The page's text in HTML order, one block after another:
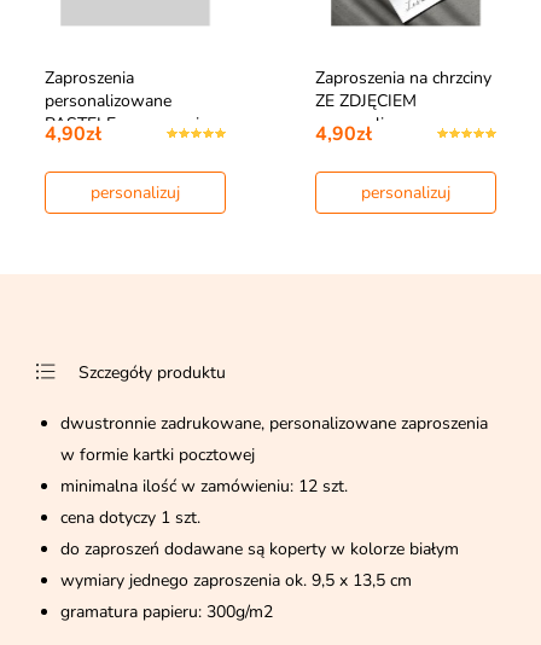
Zaproszenia
personalizowane
PASTELE zaproszenia
na…
4,90zł
personalizuj
Zaproszenia na chrzciny
ZE ZDJĘCIEM
personalizowan…
4,90zł
personalizuj
Szczegóły produktu
dwustronnie zadrukowane, personalizowane zaproszenia
w formie kartki pocztowej
minimalna ilość w zamówieniu: 12 szt.
cena dotyczy 1 szt.
do zaproszeń dodawane są koperty w kolorze białym
wymiary jednego zaproszenia ok. 9,5 x 13,5 cm
gramatura papieru: 300g/m2